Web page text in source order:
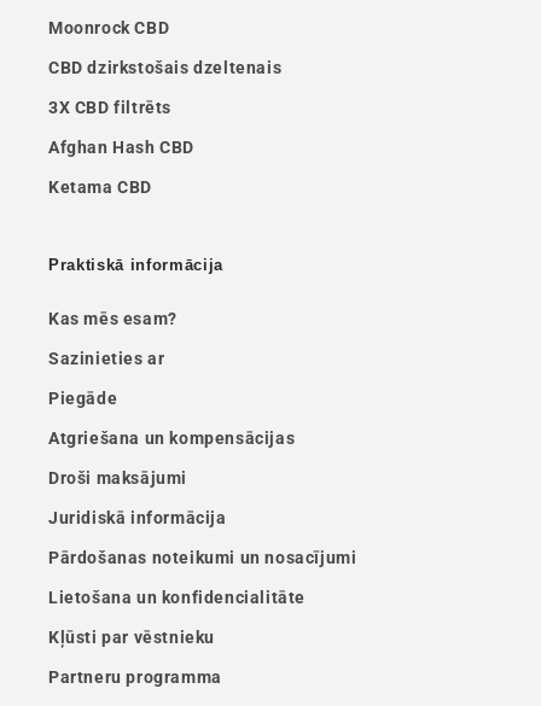
Moonrock CBD
CBD dzirkstošais dzeltenais
3X CBD filtrēts
Afghan Hash CBD
Ketama CBD
Praktiskā informācija
Kas mēs esam?
Sazinieties ar
Piegāde
Atgriešana un kompensācijas
Droši maksājumi
Juridiskā informācija
Pārdošanas noteikumi un nosacījumi
Lietošana un konfidencialitāte
Kļūsti par vēstnieku
Partneru programma